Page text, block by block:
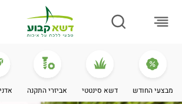
מבצעי החודש דשא סינטטי אביזרי התקנה